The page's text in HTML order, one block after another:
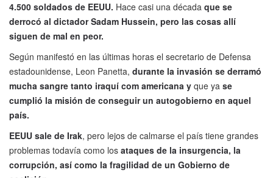
4.500 soldados de EEUU. Hace casi una década que se
derrocó al dictador Sadam Hussein, pero las cosas allí
siguen de mal en peor.
Según manifestó en las últimas horas el secretario de Defensa
estadounidense, Leon Panetta, durante la invasión se derramó
mucha sangre tanto iraquí com americana y que ya se
cumplió la misión de conseguir un autogobierno en aquel
país.
EEUU sale de Irak, pero lejos de calmarse el país tiene grandes
problemas todavía como los ataques de la insurgencia, la
corrupción, así como la fragilidad de un Gobierno de